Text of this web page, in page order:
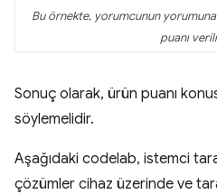
Bu örnekte, yorumcunun
puanı
Sonuç olarak, ürün puanı
söylemelidir.
Aşağıdaki codelab, istemci
çözümler cihaz üzerinde ve